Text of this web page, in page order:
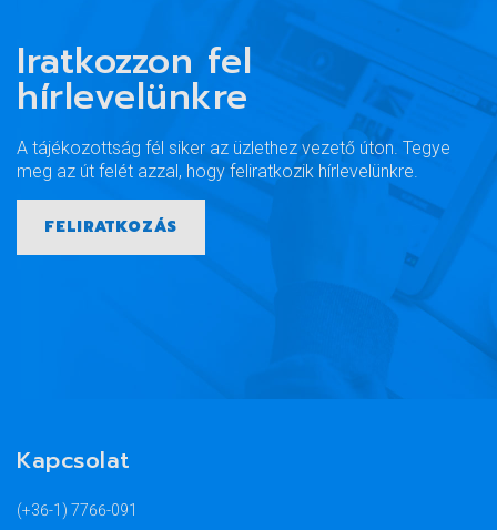
Iratkozzon fel
hírlevelünkre
A tájékozottság fél siker az üzlethez vezető úton. Tegye
meg az út felét azzal, hogy feliratkozik hírlevelünkre.
FELIRATKOZÁS
Kapcsolat
(+36-1) 7766-091